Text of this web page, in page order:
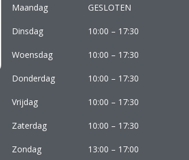
Maandag
GESLOTEN
Dinsdag 10:00 – 17:30
Woensdag 10:00 – 17:30
Donderdag 10:00 – 17:30
Vrijdag 10:00 – 17:30
Zaterdag 10:00 – 17:30
Zondag 13:00 – 17:00